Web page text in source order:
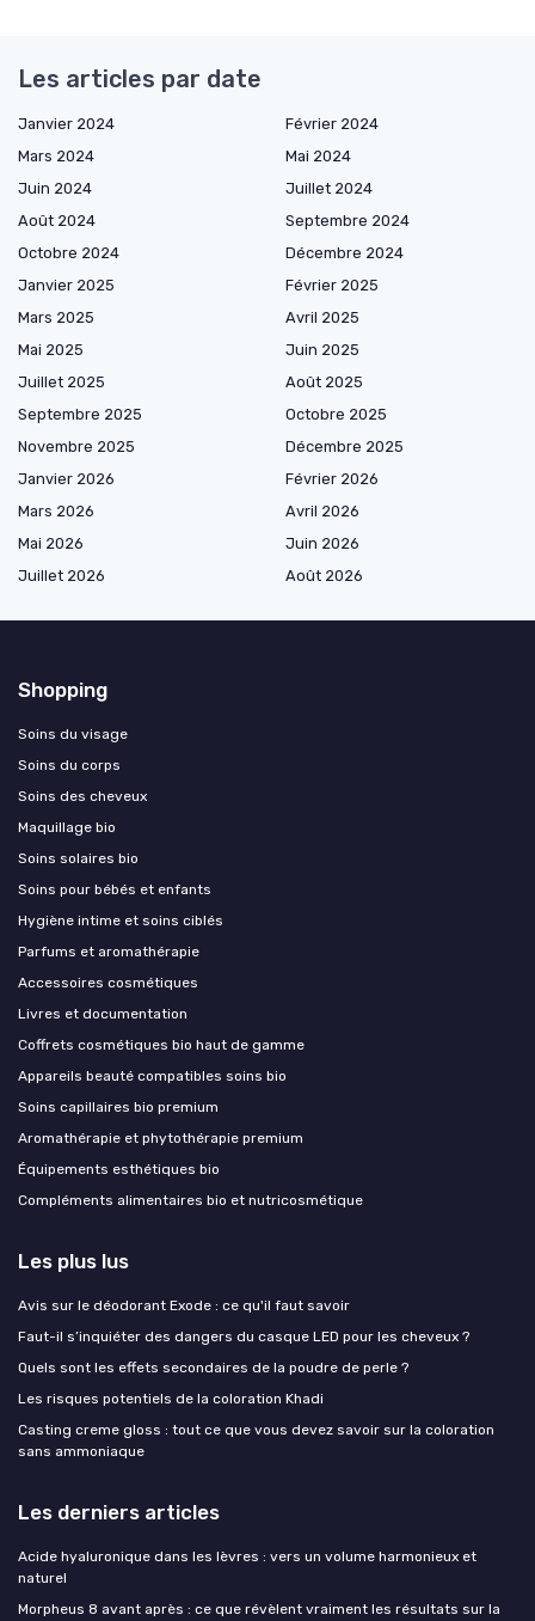
Les articles par date
Janvier 2024
Février 2024
Mars 2024
Mai 2024
Juin 2024
Juillet 2024
Août 2024
Septembre 2024
Octobre 2024
Décembre 2024
Janvier 2025
Février 2025
Mars 2025
Avril 2025
Mai 2025
Juin 2025
Juillet 2025
Août 2025
Septembre 2025
Octobre 2025
Novembre 2025
Décembre 2025
Janvier 2026
Février 2026
Mars 2026
Avril 2026
Mai 2026
Juin 2026
Juillet 2026
Août 2026
Shopping
Soins du visage
Soins du corps
Soins des cheveux
Maquillage bio
Soins solaires bio
Soins pour bébés et enfants
Hygiène intime et soins ciblés
Parfums et aromathérapie
Accessoires cosmétiques
Livres et documentation
Coffrets cosmétiques bio haut de gamme
Appareils beauté compatibles soins bio
Soins capillaires bio premium
Aromathérapie et phytothérapie premium
Équipements esthétiques bio
Compléments alimentaires bio et nutricosmétique
Les plus lus
Avis sur le déodorant Exode : ce qu'il faut savoir
Faut-il s’inquiéter des dangers du casque LED pour les cheveux ?
Quels sont les effets secondaires de la poudre de perle ?
Les risques potentiels de la coloration Khadi
Casting creme gloss : tout ce que vous devez savoir sur la coloration
sans ammoniaque
Les derniers articles
Acide hyaluronique dans les lèvres : vers un volume harmonieux et
naturel
Morpheus 8 avant après : ce que révèlent vraiment les résultats sur la